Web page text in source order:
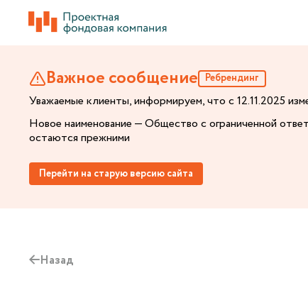
Важное сообщение Ребрендинг
Уважаемые клиенты, информируем, что с 12.11.2025
Новое наименование — Общество с ограниченной
остаются прежними
Перейти на старую версию сайта
Назад